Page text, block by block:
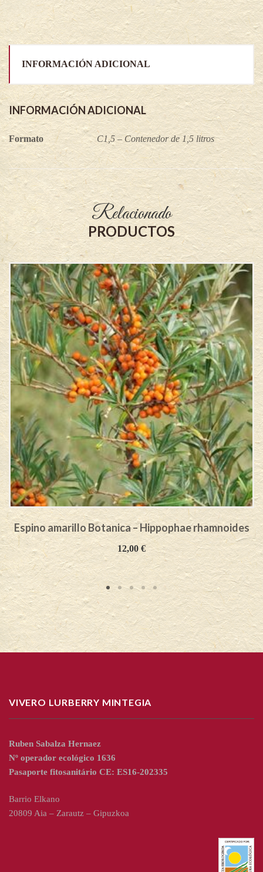
INFORMACIÓN ADICIONAL
INFORMACIÓN ADICIONAL
Formato C1,5 – Contenedor de 1,5 litros
Relacionado
PRODUCTOS
Espino amarillo Botanica – Hippophae rhamnoides
12,00 €
VIVERO LURBERRY MINTEGIA
Ruben Sabalza Hernaez
Nº operador ecológico 1636
Pasaporte fitosanitário CE: ES16-202335
Barrio Elkano
20809 Aia – Zarautz – Gipuzkoa